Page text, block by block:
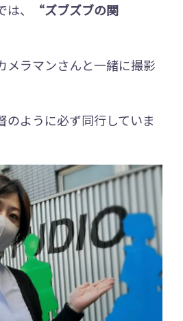
、
“ズブズブの関
メラマンさんと一緒に撮影
のように必ず同行していま